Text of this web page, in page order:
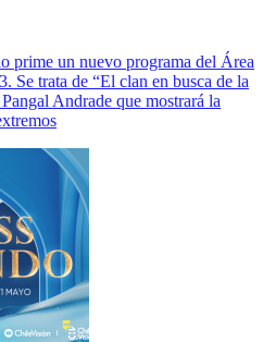
prime un nuevo programa del Área
Se trata de “El clan en busca de la
Andrade que mostrará la